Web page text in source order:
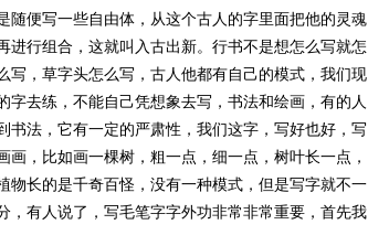
随便写一些自由体，从这个古人的字里面把他的灵魂
进行组合，这就叫入古出新。行书不是想怎么写就怎
写，草字头怎么写，古人他都有自己的模式，我们现
去练，不能自己凭想象去写，书法和绘画，有的人
书法，它有一定的严肃性，我们这字，写好也好，写
，比如画一棵树，粗一点，细一点，树叶长一点，
物长的是千奇百怪，没有一种模式，但是写字就不一
，有人说了，写毛笔字字外功非常非常重要，首先我